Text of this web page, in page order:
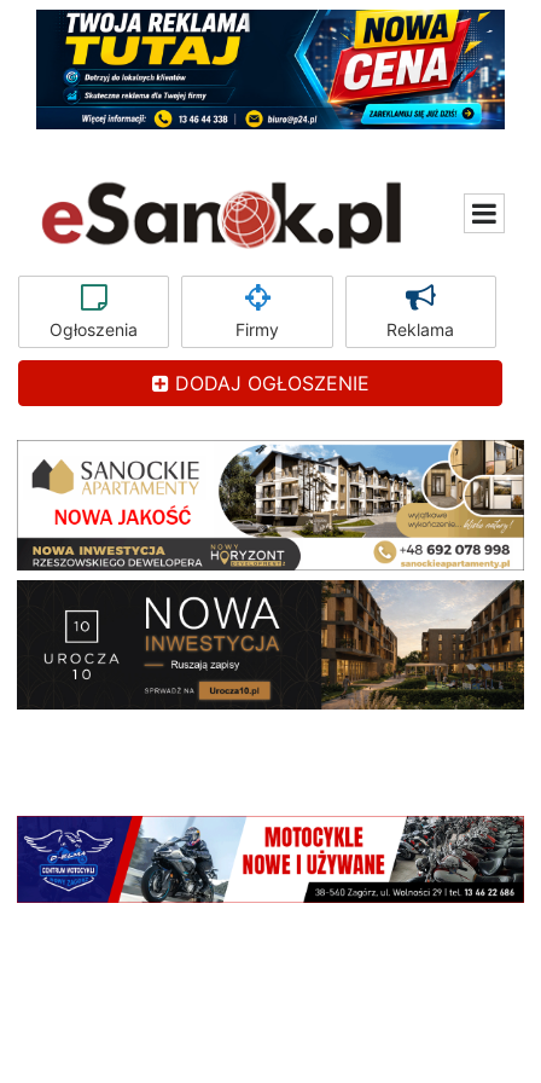
Ogłoszenia Firmy Reklama
DODAJ OGŁOSZENIE